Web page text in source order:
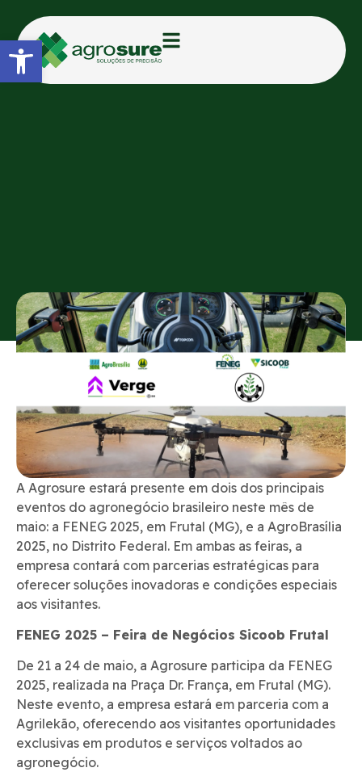
A Agrosure estará presente em dois dos principais
eventos do agronegócio brasileiro neste mês de
maio: a FENEG 2025, em Frutal (MG), e a AgroBrasília
2025, no Distrito Federal. Em ambas as feiras, a
empresa contará com parcerias estratégicas para
oferecer soluções inovadoras e condições especiais
aos visitantes.
FENEG 2025 – Feira de Negócios Sicoob Frutal
De 21 a 24 de maio, a Agrosure participa da FENEG
2025, realizada na Praça Dr. França, em Frutal (MG).
Neste evento, a empresa estará em parceria com a
Agrilekão, oferecendo aos visitantes oportunidades
exclusivas em produtos e serviços voltados ao
agronegócio.
Abrir a barra de ferramentas